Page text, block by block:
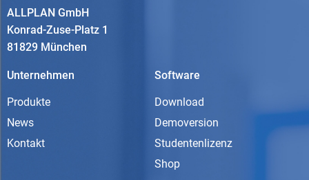
ALLPLAN GmbH
Konrad-Zuse-Platz 1
81829 München
Unternehmen
Produkte
News
Kontakt
Software
Download
Demoversion
Studentenlizenz
Shop